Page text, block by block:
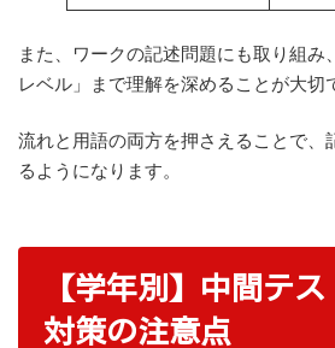
また、ワークの記述問題にも取り組み
レベル」まで理解を深めることが大切
流れと用語の両方を押さえることで、
るようになります。
【学年別】中間テ
対策の注意点